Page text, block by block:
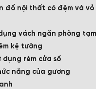
đồ nội thất có đệm và
vách ngăn phòng
kệ tường
dụng rèm cửa sổ
năng của gương